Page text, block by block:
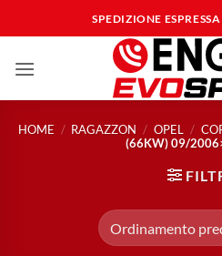
ai
SPEDIZIONE
HOME / RAGAZZON / OPEL /
(66KW) 09/